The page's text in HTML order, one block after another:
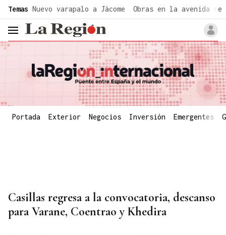
Temas Nuevo varapalo a Jácome Obras en la avenida de
header.menu.open
Portada Exterior Negocios Inversión Emergentes
Casillas regresa a la convocatoria, descanso
para Varane, Coentrao y Khedira